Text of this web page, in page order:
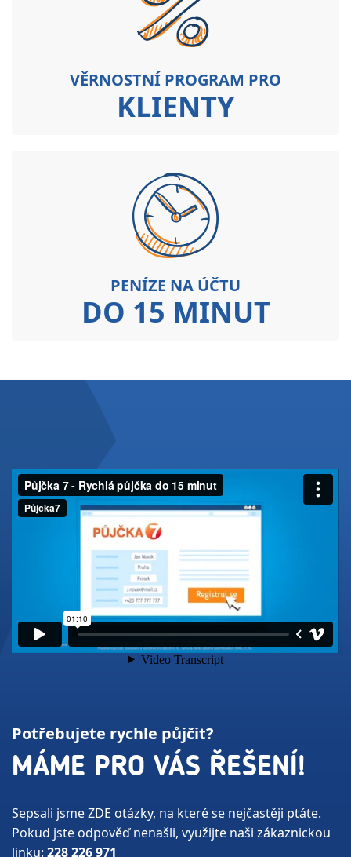
VĚRNOSTNÍ PROGRAM PRO
KLIENTY
PENÍZE NA ÚČTU
DO 15 MINUT
Potřebujete rychle půjčit?
MÁME PRO VÁS ŘEŠENÍ!
Sepsali jsmeZDE otázky, na které se nejčastěji ptáte.
Pokud jste odpověď nenašli, využijte naši zákaznickou
linku: 228 226 971